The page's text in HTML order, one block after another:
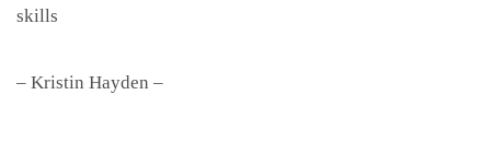
skills
– Kristin Hayden –